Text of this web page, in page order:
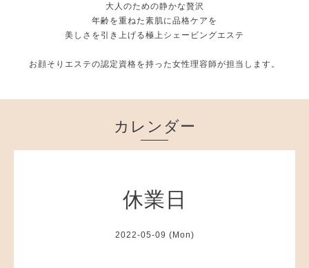
大人のための静かな贅沢
年齢を重ねた素肌に品格ケアを
美しさを引き上げる極上シェービングエステ
お顔そりエステの認定資格を持った女性理容師が担当します。
カレンダー
休業日
2022-05-09 (Mon)